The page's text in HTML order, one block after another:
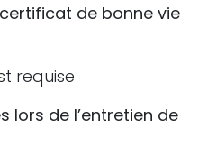
de bonne vie
requise
lors de l’entretien de